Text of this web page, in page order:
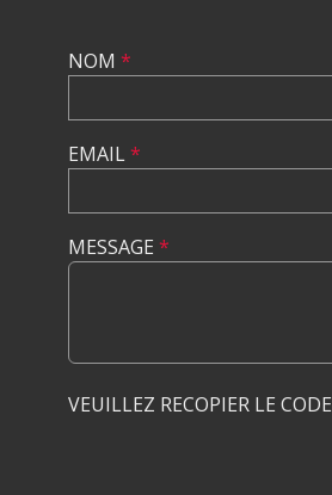
NOM *
EMAIL*
MESSAGE *
VEUILLEZ RECOPIER LE CODE